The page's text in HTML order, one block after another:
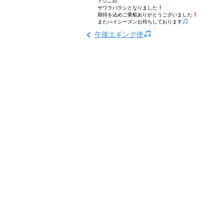
サワラバラシとなりました
期待を込めご乗船ありがとうございました
またハイシーズンお待ちしております
午後エギング便